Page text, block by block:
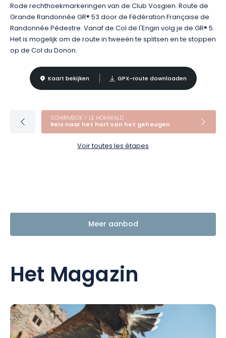
Rode rechthoekmarkeringen van de Club Vosgien. Route de
Grande Randonnée GR® 53 door de Fédération Française de
Randonnée Pédestre. Vanaf de Col de l'Engin volg je de GR® 5.
Het is mogelijk om de route in tweeën te splitsen en te stoppen
op de Col du Donon.
Kaart bekijken GPX-route downloaden
SCHIRMECK LE HOHWALD
Reis naar het hart van het geheugen
Voir toutes les étapes
Meer aanbod
Het Magazin